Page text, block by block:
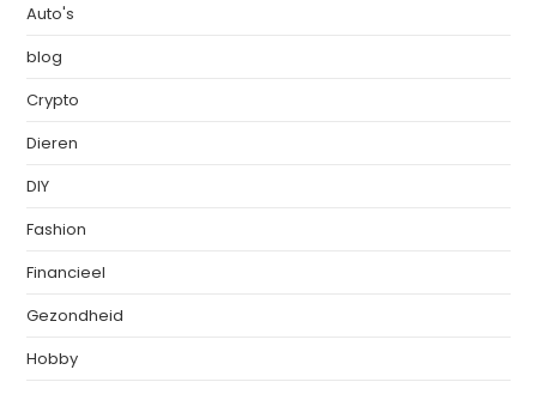
Auto's
blog
Crypto
Dieren
DIY
Fashion
Financieel
Gezondheid
Hobby